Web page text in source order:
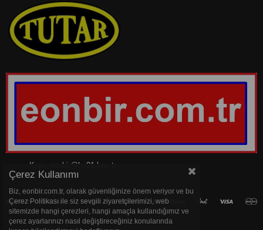
Kep : eonbir@hs01.kep.tr
Çerez Kullanımı
Biz, eonbir.com.tr, olarak güvenliğinize önem veriyor ve bu
Çerez Politikası ile siz sevgili ziyaretçilerimizi, web
sitemizde hangi çerezleri, hangi amaçla kullandığımız ve
çerez ayarlarınızı nasıl değiştireceğiniz konularında